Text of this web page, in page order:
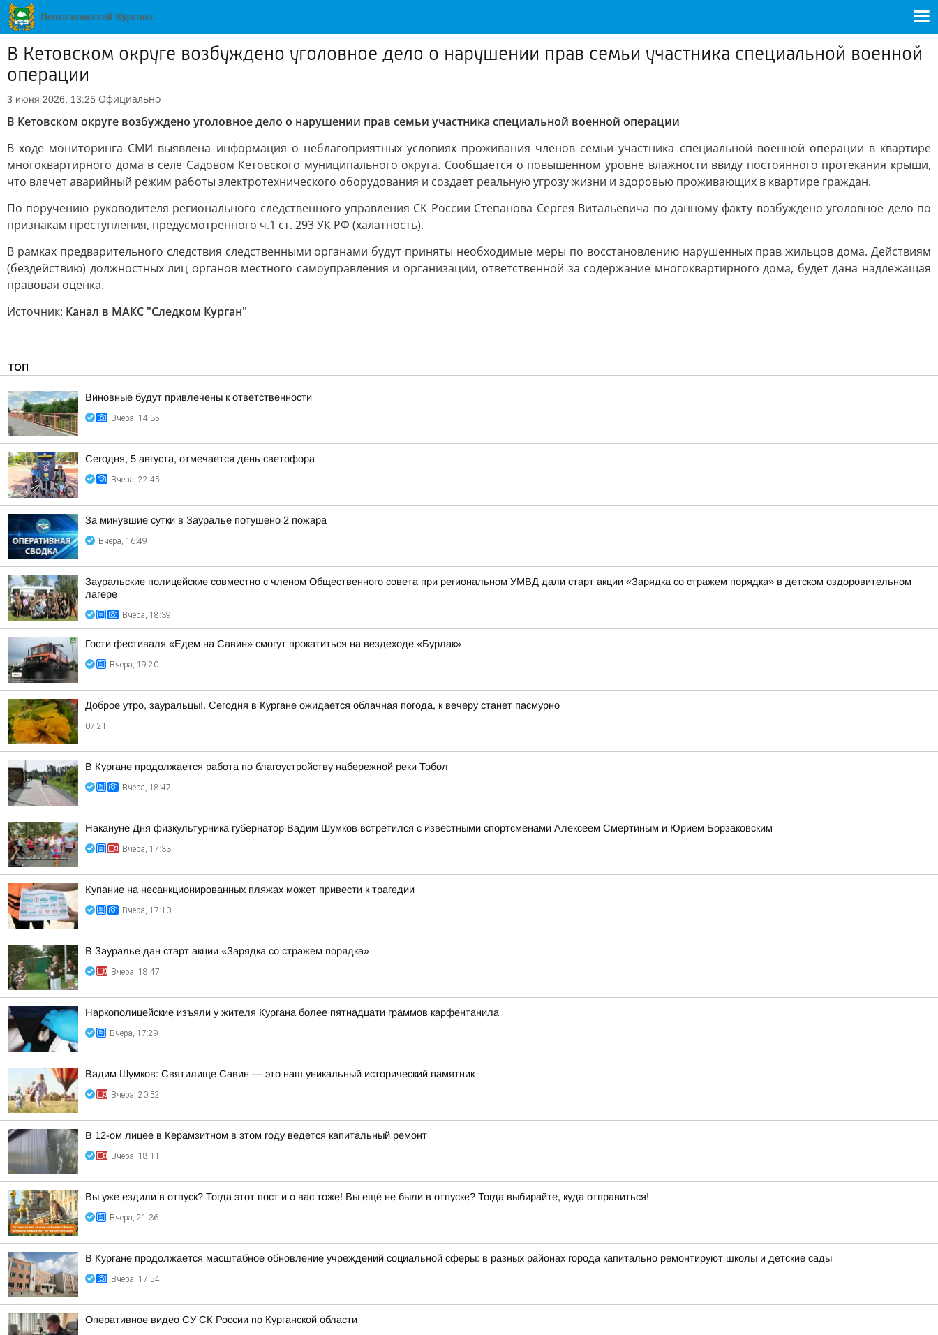
В Кетовском округе возбуждено уголовное дело о нарушении прав семьи участника специальной военной
операции
3 июня 2026, 13:25 Официально
В Кетовском округе возбуждено уголовное дело о нарушении прав семьи участника специальной военной операции
В ходе мониторинга СМИ выявлена информация о неблагоприятных условиях проживания членов семьи участника специальной военной операции в квартире
многоквартирного дома в селе Садовом Кетовского муниципального округа. Сообщается о повышенном уровне влажности ввиду постоянного протекания крыши,
что влечет аварийный режим работы электротехнического оборудования и создает реальную угрозу жизни и здоровью проживающих в квартире граждан.
По поручению руководителя регионального следственного управления СК России Степанова Сергея Витальевича по данному факту возбуждено уголовное дело по
признакам преступления, предусмотренного ч.1 ст. 293 УК РФ (халатность).
В рамках предварительного следствия следственными органами будут приняты необходимые меры по восстановлению нарушенных прав жильцов дома. Действиям
(бездействию) должностных лиц органов местного самоуправления и организации, ответственной за содержание многоквартирного дома, будет дана надлежащая
правовая оценка.
Источник: Канал в МАКС "Следком Курган"
ТОП
Виновные будут привлечены к ответственности
Вчера, 14:35
Сегодня, 5 августа, отмечается день светофора
Вчера, 22:45
За минувшие сутки в Зауралье потушено 2 пожара
Вчера, 16:49
Зауральские полицейские совместно с членом Общественного совета при региональном УМВД дали старт акции «Зарядка со стражем порядка» в детском оздоровительном
лагере
Вчера, 18:39
Гости фестиваля «Едем на Савин» смогут прокатиться на вездеходе «Бурлак»
Вчера, 19:20
Доброе утро, зауральцы!. Сегодня в Кургане ожидается облачная погода, к вечеру станет пасмурно
07:21
В Кургане продолжается работа по благоустройству набережной реки Тобол
Вчера, 18:47
Накануне Дня физкультурника губернатор Вадим Шумков встретился с известными спортсменами Алексеем Смертиным и Юрием Борзаковским
Вчера, 17:33
Купание на несанкционированных пляжах может привести к трагедии
Вчера, 17:10
В Зауралье дан старт акции «Зарядка со стражем порядка»
Вчера, 18:47
Наркополицейские изъяли у жителя Кургана более пятнадцати граммов карфентанила
Вчера, 17:29
Вадим Шумков: Святилище Савин — это наш уникальный исторический памятник
Вчера, 20:52
В 12-ом лицее в Керамзитном в этом году ведется капитальный ремонт
Вчера, 18:11
Вы уже ездили в отпуск? Тогда этот пост и о вас тоже! Вы ещё не были в отпуске? Тогда выбирайте, куда отправиться!
Вчера, 21:36
В Кургане продолжается масштабное обновление учреждений социальной сферы: в разных районах города капитально ремонтируют школы и детские сады
Вчера, 17:54
Оперативное видео СУ СК России по Курганской области